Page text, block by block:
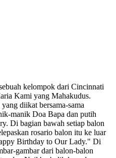
kelompok dari Cincinnati
Kami yang Mahakudus.
diikat bersama-sama
manik Doa Bapa dan putih
Di bagian bawah setiap balon
rosario balon itu ke luar
Birthday to Our Lady." Di
gambar dari balon-balon